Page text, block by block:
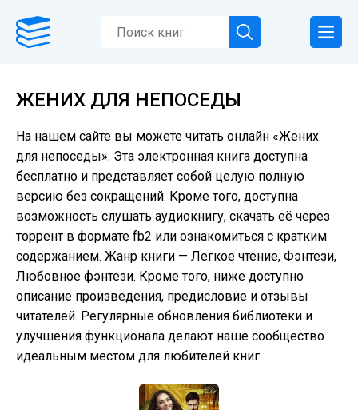
ЖЕНИХ ДЛЯ НЕПОСЕДЫ
На нашем сайте вы можете читать онлайн «Жених
для непоседы». Эта электронная книга доступна
бесплатно и представляет собой целую полную
версию без сокращений. Кроме того, доступна
возможность слушать аудиокнигу, скачать её через
торрент в формате fb2 или ознакомиться с кратким
содержанием. Жанр книги — Легкое чтение, Фэнтези,
Любовное фэнтези. Кроме того, ниже доступно
описание произведения, предисловие и отзывы
читателей. Регулярные обновления библиотеки и
улучшения функционала делают наше сообщество
идеальным местом для любителей книг.